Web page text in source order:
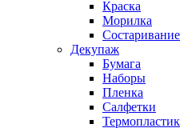
Краска
Морилка
Состаривание
Декупаж
Бумага
Наборы
Пленка
Салфетки
Термопластик